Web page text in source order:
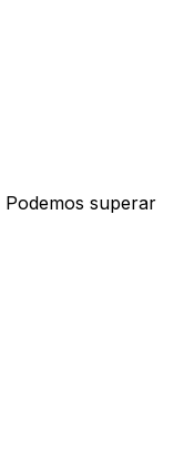
Podemos superar